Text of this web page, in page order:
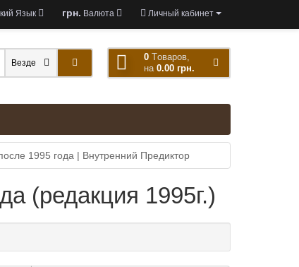
Личный кабинет
грн. Валюта
Язык
0 Tоваров,
на 0.00 грн.
Везде
1995 года | Внутренний Предиктор
(редакция 1995г.)